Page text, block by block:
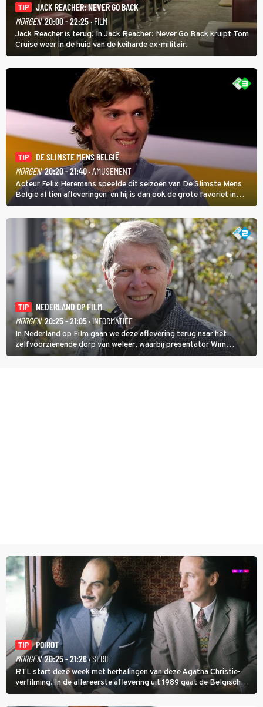
TIP
JACK REACHER: NEVER GO BACK
MORGEN 20:00 - 22:25· FILM
Jack Reacher is terug! In Jack Reacher: Never Go Back kruipt Tom
Cruise weer in de huid van de keiharde ex-militair.
TIP
DE SLIMSTE MENS BELGIË
MORGEN 20:20 - 21:40· AMUSEMENT
Acteur Felix Heremans speelde dit seizoen van De Slimste Mens
België al tien afleveringen en hij is dan ook de grote favoriet in
deze seizoensfinale. En er is Nederlandse inbreng, want komiek
Soundos El Ahmadi neemt plaats aan de jurytafel.
TIP
NEDERLAND OP FILM
MORGEN 20:25 - 21:05· INFORMATIEF
In Nederland op Film gaan we deze aflevering terug naar het
zelfvoorzienende dorp van weleer, waarbij presentator Wim
Daniëls de kijkers meeneemt op reis door de tijd aan de hand van
TIP
POIROT
MORGEN 20:25 - 21:26· SERIE
RTL start deze week met herhalingen van deze Agatha Christie-
verfilming. In de allereerste aflevering uit 1989 gaat de Belgische
speurder op zoek naar een vermiste kok. Poirot raakt al snel
verwikkeld in een moordzaak. (HH)